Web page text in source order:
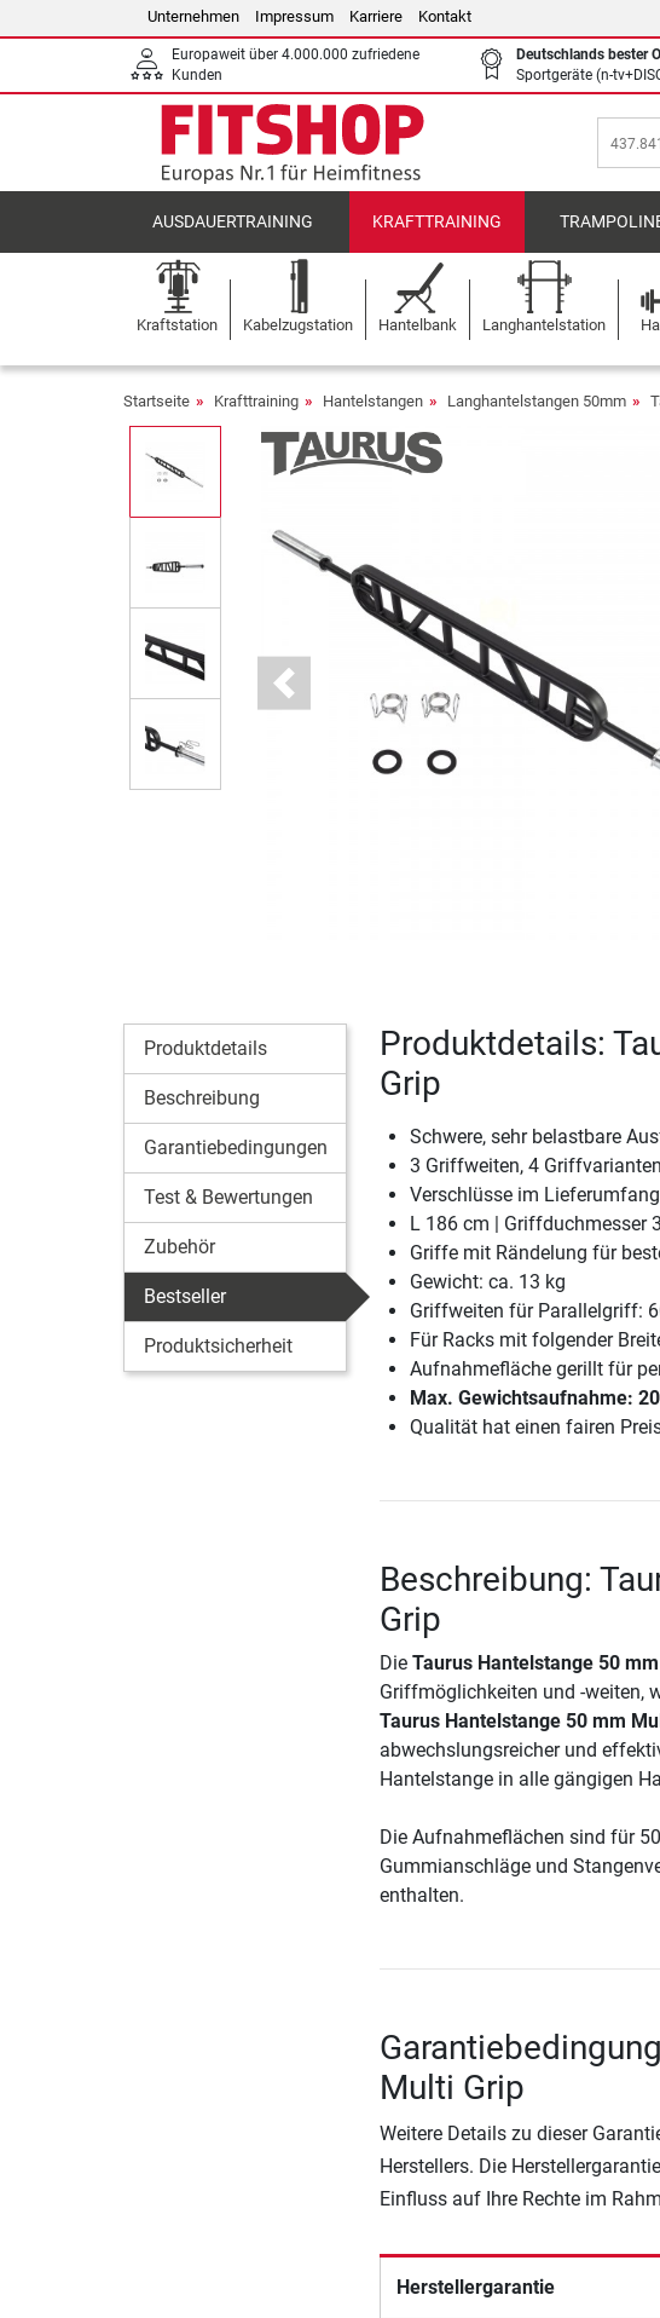
Unternehmen Impressum Karriere Kontakt
Europaweit über 4.000.000 zufriedene
Kunden
Deutschlands bester
Sportgeräte (n-
AUSDAUERTRAINING KRAFTTRAINING
Kraftstation Kabelzugstation Hantelbank Langhantelstation
Startseite Krafttraining Hantelstangen Langhantelstangen 50mm
Previous
Produktdetails
Beschreibung
Garantiebedingungen
Test & Bewertungen
Zubehör
Bestseller
Produktsicherheit
Produktdetails:
Grip
Schwere, sehr belastbare
3 Griffweiten, 4 Griffvarianten
Verschlüsse im
L 186 cm | Griffduchmesser
Griffe mit Rändelung für
Gewicht: ca. 13 kg
Griffweiten für Parallelgriff:
Für Racks mit folgender
Aufnahmefläche gerillt für
Max. Gewichtsaufnahme:
Qualität hat einen fairen
Beschreibung:
Grip
Die Taurus Hantelstange 50
Griffmöglichkeiten und -weiten,
Taurus Hantelstange 50 mm
abwechslungsreicher und
Hantelstange in alle gängigen
Die Aufnahmeflächen sind für
Gummianschläge und
enthalten.
Multi Grip
Weitere Details zu dieser
Herstellers. Die
Einfluss auf Ihre Rechte im
Herstellergarantie